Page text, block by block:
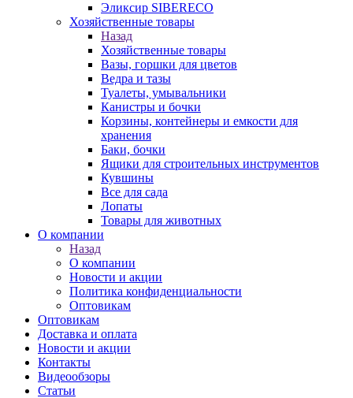
Эликсир SIBERECO
Хозяйственные товары
Назад
Хозяйственные товары
Вазы, горшки для цветов
Ведра и тазы
Туалеты, умывальники
Канистры и бочки
Корзины, контейнеры и емкости для
хранения
Баки, бочки
Ящики для строительных инструментов
Кувшины
Все для сада
Лопаты
Товары для животных
О компании
Назад
О компании
Новости и акции
Политика конфиденциальности
Оптовикам
Оптовикам
Доставка и оплата
Новости и акции
Контакты
Видеообзоры
Статьи